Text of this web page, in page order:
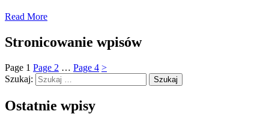
Read More
Stronicowanie wpisów
Page 1 Page 2 … Page 4 >
Szukaj:
Ostatnie wpisy